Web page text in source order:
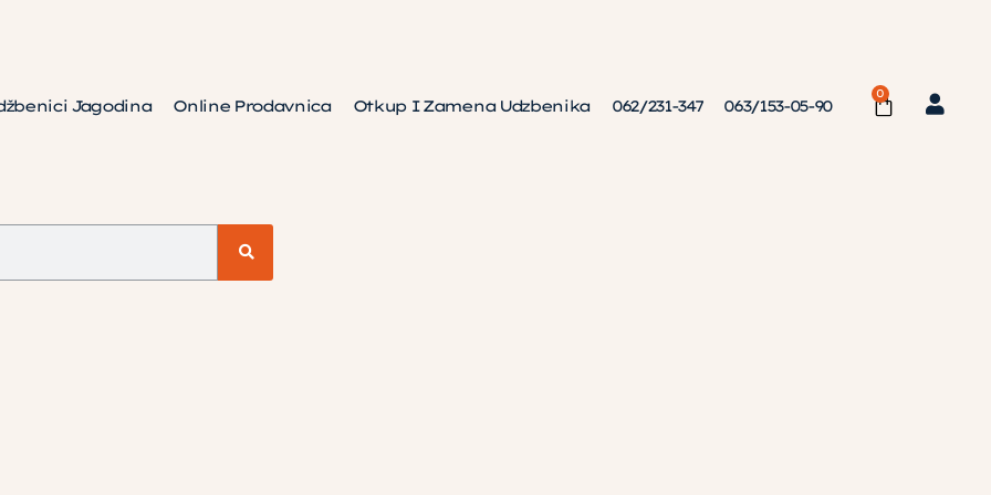
Jagodina Online Prodavnica Otkup I Zamena Udzbenika 062/231-347 063/153-05-90
0